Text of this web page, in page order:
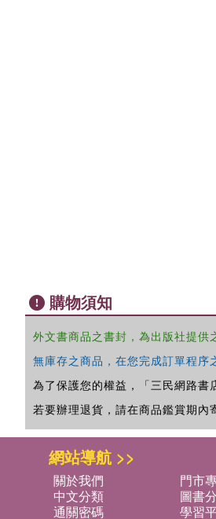
購物須知
外文書商品之書封，為出版社提供
無庫存之商品，在您完成訂單程序
為了保護您的權益，「三民網路書
若要辦理退貨，請在商品鑑賞期內
網站導航 >>
關於我們 門市
中文分類
圖書
通關密碼
學習